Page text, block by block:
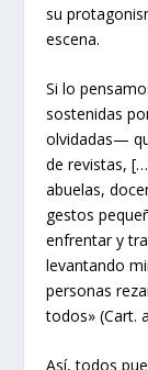
su
escena.
Si lo
sostenidas
olvidadas—
de revistas,
abuelas,
gestos
enfrentar y
levantando
personas
todos» (Cart.
Así, todos